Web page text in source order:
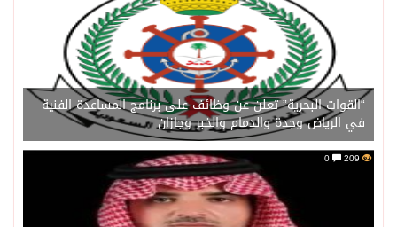
“القوات البحرية” تعلن عن وظائف على برنامج المساعدة الفنية
في الرياض وجدة والدمام والخبر وجازان
209